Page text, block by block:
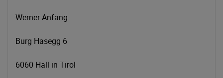
Werner Anfang
Burg Hasegg 6
6060 Hall in Tirol